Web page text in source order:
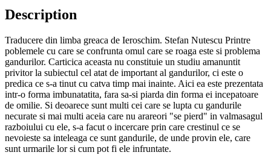
Description
Traducere din limba greaca de Ieroschim. Stefan Nutescu Printre
poblemele cu care se confrunta omul care se roaga este si problema
gandurilor. Carticica aceasta nu constituie un studiu amanuntit
privitor la subiectul cel atat de important al gandurilor, ci este o
predica ce s-a tinut cu catva timp mai inainte. Aici ea este prezentata
intr-o forma imbunatatita, fara sa-si piarda din forma ei incepatoare
de omilie. Si deoarece sunt multi cei care se lupta cu gandurile
necurate si mai multi aceia care nu arareori "se pierd" in valmasagul
razboiului cu ele, s-a facut o incercare prin care crestinul ce se
nevoieste sa inteleaga ce sunt gandurile, de unde provin ele, care
sunt urmarile lor si cum pot fi ele infruntate.